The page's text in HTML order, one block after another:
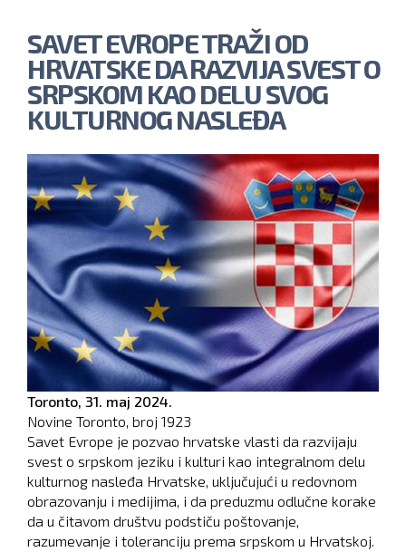
SAVET EVROPE TRAŽI OD
HRVATSKE DA RAZVIJA SVEST O
SRPSKOM KAO DELU SVOG
KULTURNOG NASLEĐA
Toronto, 31. maj 2024.
Novine Toronto, broj 1923
Savet Evrope je pozvao hrvatske vlasti da razvijaju
svest o srpskom jeziku i kulturi kao integralnom delu
kulturnog nasleđa Hrvatske, uključujući u redovnom
obrazovanju i medijima, i da preduzmu odlučne korake
da u čitavom društvu podstiču poštovanje,
razumevanje i toleranciju prema srpskom u Hrvatskoj.